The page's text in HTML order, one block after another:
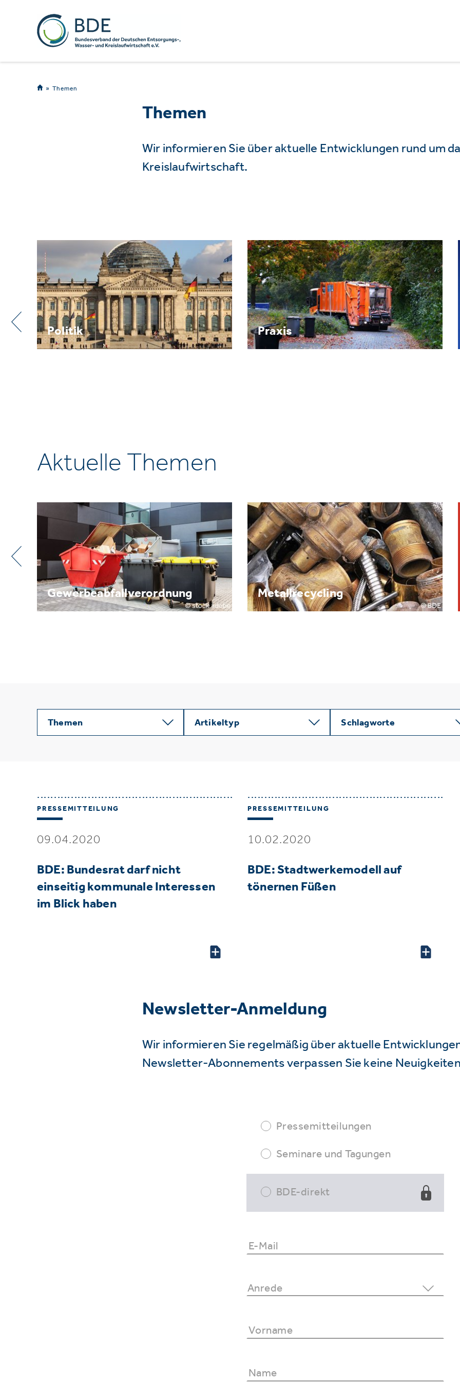
Themen
Themen
Wir informieren Sie über aktuelle Entwicklungen rund um
Kreislaufwirtschaft.
Praxis Recht
Aktuelle Themen
Metallrecycling Brennpunkt: Batterie
Themen Artikeltyp Schlagworte
PRESSEMITTEILUNG
09.04.2020
BDE: Bundesrat darf nicht
einseitig kommunale Interessen
im Blick haben
PRESSEMITTEILUNG
10.02.2020
BDE: Stadtwerkemodell auf
tönernen Füßen
Newsletter-Anmeldung
Wir informieren Sie regelmäßig über aktuelle
Newsletter-Abonnements verpassen Sie keine
Pressemitteilungen
Seminare und Tagungen
BDE-direkt